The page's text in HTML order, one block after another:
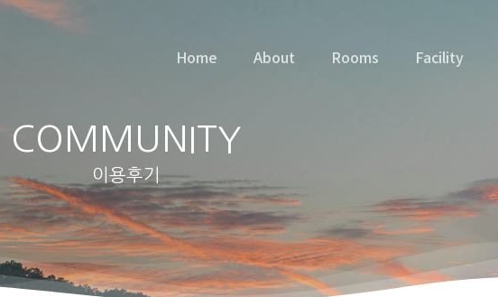
Home About Rooms Facility
COMMUNITY
이용후기